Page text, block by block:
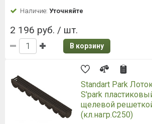
Наличие: Уточняйте
2 196 руб. / шт.
В корзину
Standart Park
S'park
щелевой
(кл.нагр.С250)